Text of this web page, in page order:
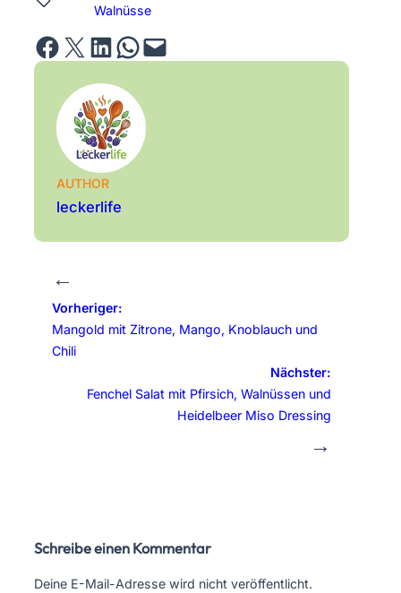
Walnüsse
Share on Facebook Email this Page Share on LinkedIn Share on WhatsApp Email this Page
AUTHOR
leckerlife
←
Vorheriger:
Mangold mit Zitrone, Mango, Knoblauch und
Chili
Nächster:
Fenchel Salat mit Pfirsich, Walnüssen und
Heidelbeer Miso Dressing
→
Schreibe einen Kommentar
Deine E-Mail-Adresse wird nicht veröffentlicht.